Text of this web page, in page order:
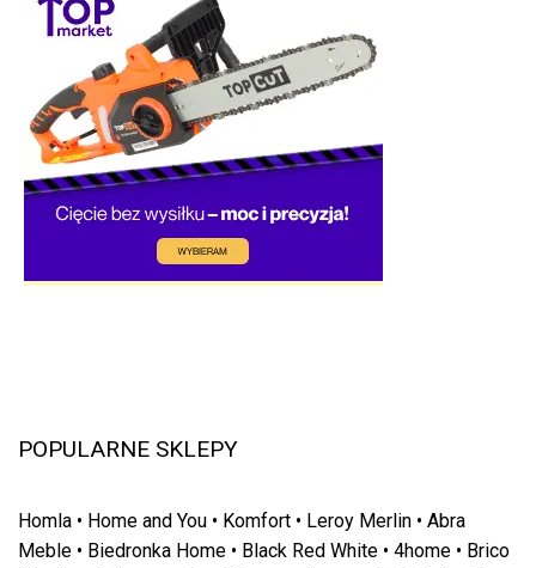
POPULARNE SKLEPY
Homla • Home and You • Komfort • Leroy Merlin • Abra
Meble • Biedronka Home • Black Red White • 4home • Brico